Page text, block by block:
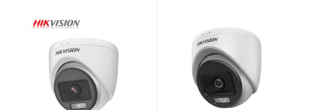
DS-2CE70DF0T-PFS
IP67 DIA Y NOCHE
CON AUDIO COXIAL
COLORVU
(PLÁSTICO)
5MP 3K 2.8MM DIA Y
NOCHE, SOPORTA
AUDIO, COLORVU
HIBRIDA (PLÁSTICO)